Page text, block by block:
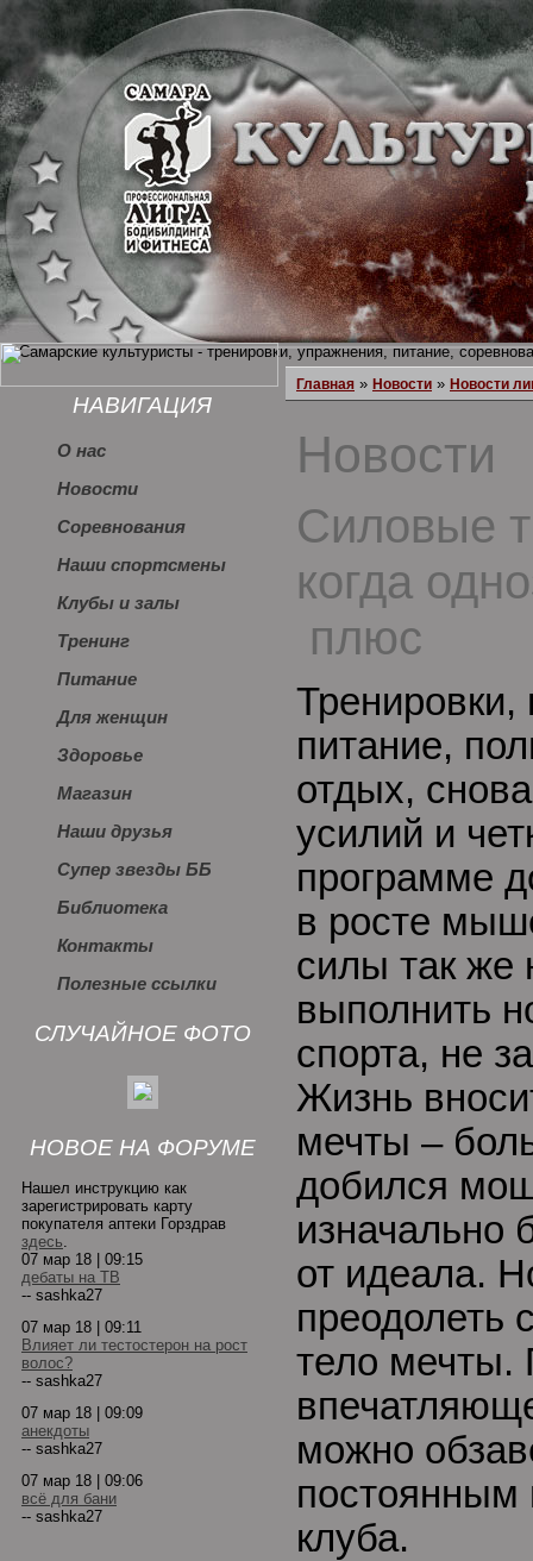
НАВИГАЦИЯ
О нас
Новости
Соревнования
Наши спортсмены
Клубы и залы
Тренинг
Питание
Для женщин
Здоровье
Магазин
Наши друзья
Супер звезды ББ
Библиотека
Контакты
Полезные ссылки
СЛУЧАЙНОЕ ФОТО
НОВОЕ НА ФОРУМЕ
Нашел инструкцию как
зарегистрировать карту
покупателя аптеки Горздрав
здесь.
07 мар 18 | 09:15
дебаты на ТВ
-- sashka27
07 мар 18 | 09:11
Влияет ли тестостерон на рост
волос?
-- sashka27
07 мар 18 | 09:09
анекдоты
-- sashka27
07 мар 18 | 09:06
всё для бани
-- sashka27
Главная » Новости » Новости
Новости
Силовые
когда
плюс
Тренировки,
питание,
отдых,
усилий и
программе
в росте
силы так же
выполнить
спорта, не
Жизнь
мечты –
добился
изначально
от идеала.
преодолеть
тело мечты.
можно
постоянным
клуба.